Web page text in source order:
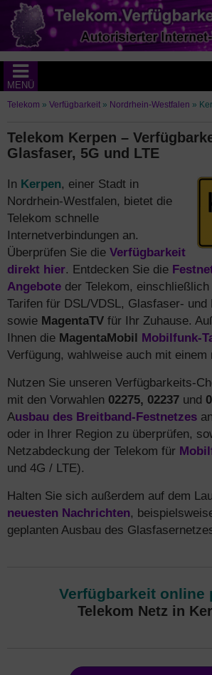
MENÜ
Telekom » Verfügbarkeit » Nordrhein-Westfalen »
Telekom Kerpen –
Glasfaser, 5G und LTE
In Kerpen, einer Stadt in
Nordrhein-Westfalen, bietet die
Telekom schnelle
Internetverbindungen an.
Überprüfen Sie die Verfügbarkeit
direkt hier. Entdecken Sie die
Angebote der Telekom, einschließlich
Tarifen für DSL/VDSL, Glasfaser-
sowie MagentaTV für Ihr Zuhause.
Ihnen die MagentaMobil Mobilfunk-
Verfügung, wahlweise auch mit einem
Nutzen Sie unseren Verfügbarkeits-
mit den Vorwahlen 02275, 02237 und
Ausbau des Breitband-Festnetzes
oder in Ihrer Region zu überprüfen,
Netzabdeckung der Telekom für
und 4G / LTE).
Halten Sie sich außerdem auf dem
neuesten Nachrichten,
geplanten Ausbau des
Verfügbarkeit online
Telekom Netz in